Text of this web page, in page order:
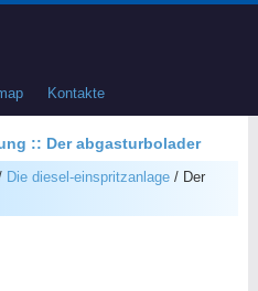
Kontakte
:: Der abgasturbolader
Die diesel-einspritzanlage/ Der